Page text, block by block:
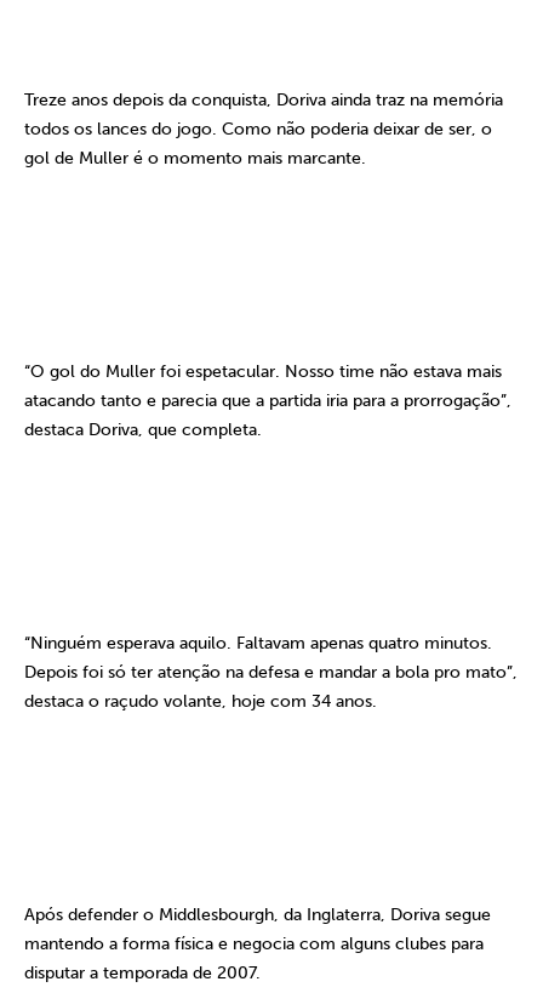
Treze anos depois da conquista, Doriva ainda traz na memória
todos os lances do jogo. Como não poderia deixar de ser, o
gol de Muller é o momento mais marcante.
“O gol do Muller foi espetacular. Nosso time não estava mais
atacando tanto e parecia que a partida iria para a prorrogação”,
destaca Doriva, que completa.
“Ninguém esperava aquilo. Faltavam apenas quatro minutos.
Depois foi só ter atenção na defesa e mandar a bola pro mato”,
destaca o raçudo volante, hoje com 34 anos.
Após defender o Middlesbourgh, da Inglaterra, Doriva segue
mantendo a forma física e negocia com alguns clubes para
disputar a temporada de 2007.